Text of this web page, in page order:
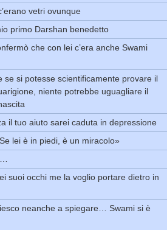
vetri ovunque
primo Darshan benedetto
che con lei c’era anche Swami
se si potesse scientificamente provare il
niente potrebbe uguagliare il
il tuo aiuto sarei caduta in depressione
lei è in piedi, è un miracolo»
suoi occhi me la voglio portare dietro in
neanche a spiegare… Swami si è